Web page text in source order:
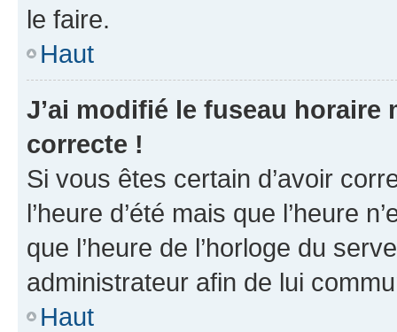
le faire.
Haut
J’ai modifié le fuseau horaire
correcte !
Si vous êtes certain d’avoir
l’heure d’été mais que l’heure
que l’heure de l’horloge du
administrateur afin de lui
Haut